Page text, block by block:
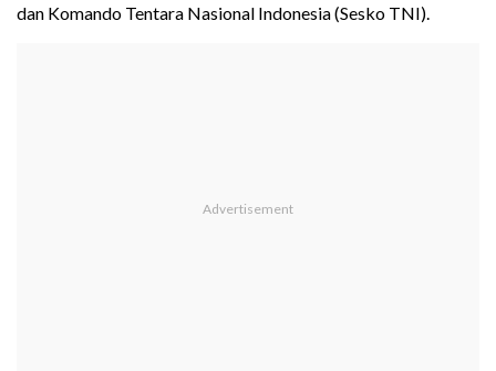
dan Komando Tentara Nasional Indonesia (Sesko TNI).